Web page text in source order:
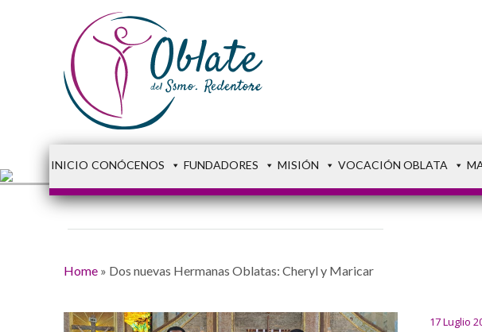
INICIO CONÓCENOS FUNDADORES MISIÓN VOCACIÓN OBLATA
Home» Dos nuevas Hermanas Oblatas: Cheryl y Maricar
17 Luglio